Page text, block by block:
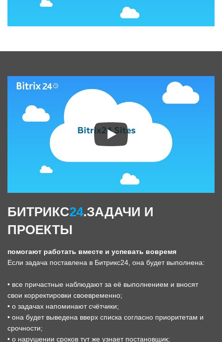
БИТРИКС24.ЗАДАЧИ И
ПРОЕКТЫ
помогают работать вместе и успевать вовремя
Если задача поставлена в Битрикс24, она будет выполнена:
• все причастные наблюдают за её выполнением и вносят
свои корректировки своевременно;
• о задачах напоминают счётчики;
• она будет выведена вверх списка согласно приоритетам и
срочности;
• о нарушении сроков тут же узнает постановщик;